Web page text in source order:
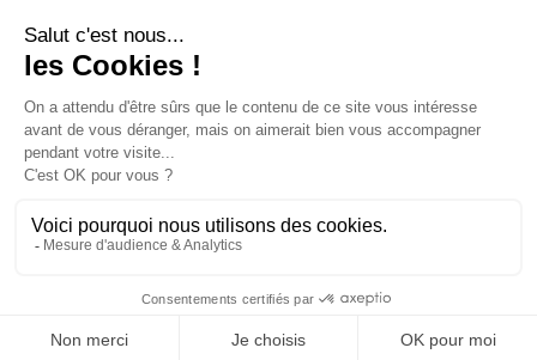
SUIVEZ-NOUS
Une boutique élaborée avec par RGOODS